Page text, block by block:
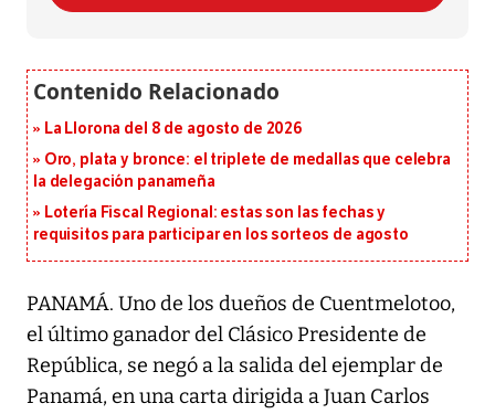
La Llorona del 8 de agosto de 2026
Oro, plata y bronce: el triplete de medallas que celebra
la delegación panameña
Lotería Fiscal Regional: estas son las fechas y
requisitos para participar en los sorteos de agosto
PANAMÁ. Uno de los dueños de Cuentmelotoo,
el último ganador del Clásico Presidente de
República, se negó a la salida del ejemplar de
Panamá, en una carta dirigida a Juan Carlos